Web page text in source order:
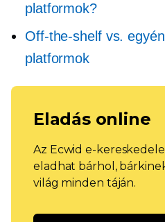
platformok?
Off-the-shelfvs.
platformok
Eladás online
Az Ecwid e-
eladhat bárhol,
világ minden táján.